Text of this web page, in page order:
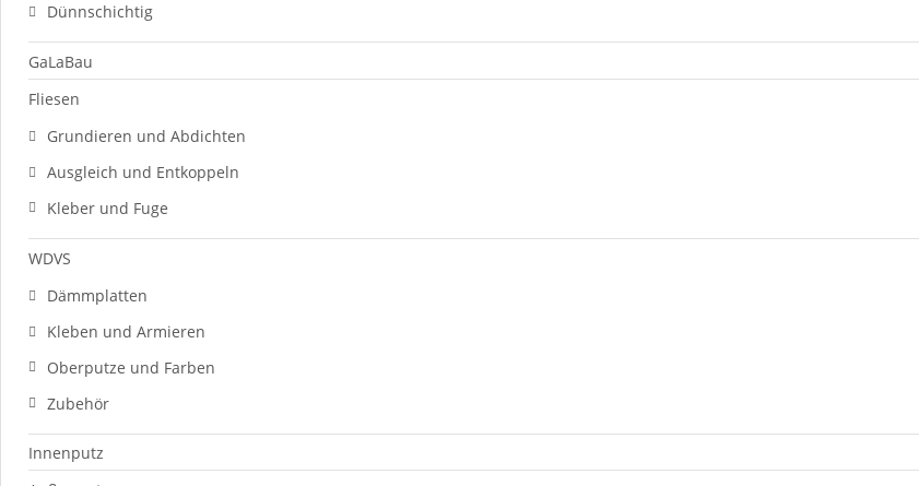
Dünnschichtig
GaLaBau
Fliesen
Grundieren und Abdichten
Ausgleich und Entkoppeln
Kleber und Fuge
WDVS
Dämmplatten
Kleben und Armieren
Oberputze und Farben
Zubehör
Innenputz